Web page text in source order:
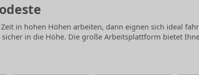
in hohen Höhen arbeiten, dann eignen sich ideal
sicher in die Höhe. Die große Arbeitsplattform bietet